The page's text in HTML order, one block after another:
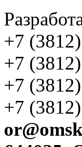
+7 (3812)
+7 (3812)
+7 (3812)
+7 (3812)